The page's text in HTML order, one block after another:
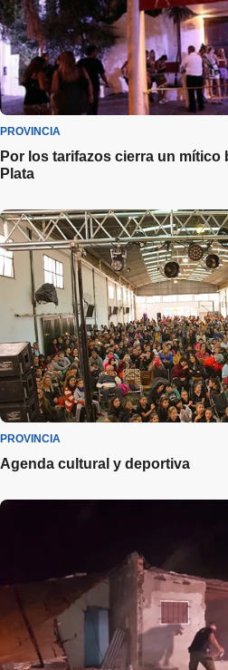
PROVINCIA
Por los tarifazos cierra un mítico
Plata
PROVINCIA
Agenda cultural y deportiva